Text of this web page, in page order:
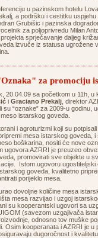
u pazinskom hotelu
a podršku i cestitku
Grubišic i pazinska
za poljoprivredu Milan
sprječavanje daljeg
izvuče iz statusa ugrožene
za promociju
20.04.09 sa početkom u 11h,
i Graciano Prekalj , direktor
su “oznake” za 2009-u godinu,
istarskog goveda.
i agroturizmi koji su
mesa istarskog goveda,
boškarina, nositi će nove
ugovora AZRRI je preuzeo
promovirati sve objekte u
Istom ugovoru ugostiteljski
goveda, kvalitetno
porijeklo mesa.
dovoljne količine mesa
mesa razvijao i uzgoj
su kooperantski ugovori sa
(savezom uzgajivača
odnosno tov muške
Osim kooperanata i AZRRI je
dugoročnost i